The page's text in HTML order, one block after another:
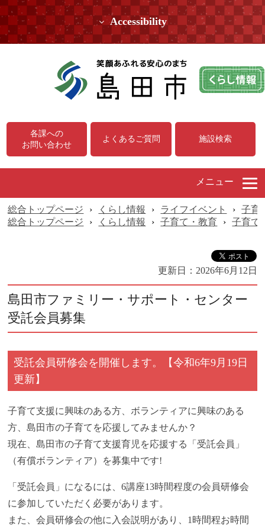
Accessibility
各課への
お問い合わせ
よくあるご質問 施設検索
メニュー
総合トップページ › くらし情報 › ライフイベント ›
子育
総合トップページ
› くらし情報 › 子育て・教育 › 子育て
更新日： 2026年6月12日
島田市ファミリー・サポート・センター
受託会員募集
受託会員研修会を開催します。【令和6年9月19日
更新】
子育て支援に興味のある方、ボランティアに興味のある
方、島田市の子育てを応援してみませんか？
現在、島田市の子育て支援育児を応援する「受託会員」
（有償ボランティア）を募集中です!
「受託会員」になるには、6講座13時間程度の会員研修会
に参加していただく必要があります。
また、会員研修会の他に入会説明があり、1時間程お時間